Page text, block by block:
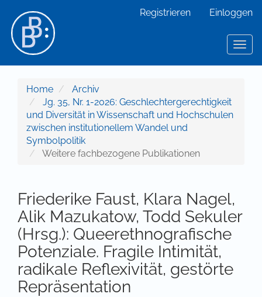
Hauptinhalt
Sidebar
Registrieren Einloggen
Home
Archiv
Jg. 35, Nr. 1-2026: Geschlechtergerechtigkeit
und Diversität in Wissenschaft und Hochschulen
zwischen institutionellem Wandel und
Symbolpolitik
Weitere fachbezogene Publikationen
Friederike Faust, Klara Nagel,
Alik Mazukatow, Todd Sekuler
(Hrsg.): Queerethnografische
Potenziale. Fragile Intimität,
radikale Reflexivität, gestörte
Repräsentation